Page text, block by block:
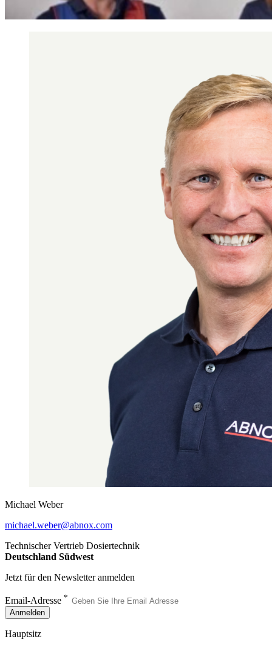
Michael Weber
michael.weber@abnox.com
Technischer Vertrieb Dosiertechnik
Deutschland Südwest
Jetzt für den Newsletter anmelden
Email-Adresse *
Anmelden
Hauptsitz